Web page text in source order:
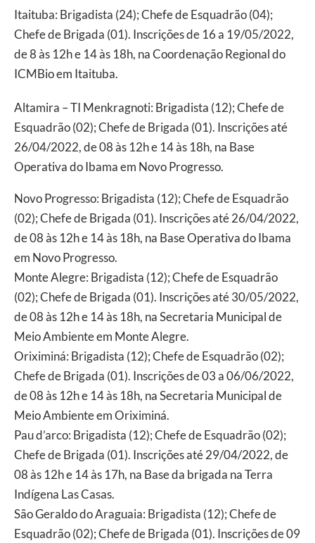
Itaituba: Brigadista (24); Chefe de Esquadrão (04);
Chefe de Brigada (01). Inscrições de 16 a 19/05/2022,
de 8 às 12h e 14 às 18h, na Coordenação Regional do
ICMBio em Itaituba.
Altamira – TI Menkragnoti: Brigadista (12); Chefe de
Esquadrão (02); Chefe de Brigada (01). Inscrições até
26/04/2022, de 08 às 12h e 14 às 18h, na Base
Operativa do Ibama em Novo Progresso.
Novo Progresso: Brigadista (12); Chefe de Esquadrão
(02); Chefe de Brigada (01). Inscrições até 26/04/2022,
de 08 às 12h e 14 às 18h, na Base Operativa do Ibama
em Novo Progresso.
Monte Alegre: Brigadista (12); Chefe de Esquadrão
(02); Chefe de Brigada (01). Inscrições até 30/05/2022,
de 08 às 12h e 14 às 18h, na Secretaria Municipal de
Meio Ambiente em Monte Alegre.
Oriximiná: Brigadista (12); Chefe de Esquadrão (02);
Chefe de Brigada (01). Inscrições de 03 a 06/06/2022,
de 08 às 12h e 14 às 18h, na Secretaria Municipal de
Meio Ambiente em Oriximiná.
Pau d’arco: Brigadista (12); Chefe de Esquadrão (02);
Chefe de Brigada (01). Inscrições até 29/04/2022, de
08 às 12h e 14 às 17h, na Base da brigada na Terra
Indígena Las Casas.
São Geraldo do Araguaia: Brigadista (12); Chefe de
Esquadrão (02); Chefe de Brigada (01). Inscrições de 09